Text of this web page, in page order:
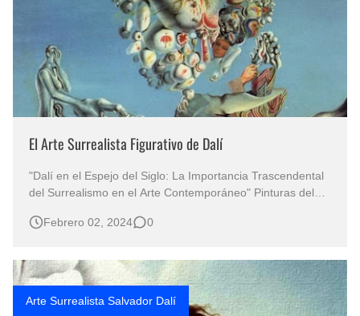
El Arte Surrealista Figurativo de Dalí
"Dalí en el Espejo del Siglo: La Importancia Trascendental
del Surrealismo en el Arte Contemporáneo" Pinturas del
Pintura Figurativa Surrealista -Arte Surrealista Salvador
Febrero 02, 2024 0
Arte Surrealista Salvador Dalí